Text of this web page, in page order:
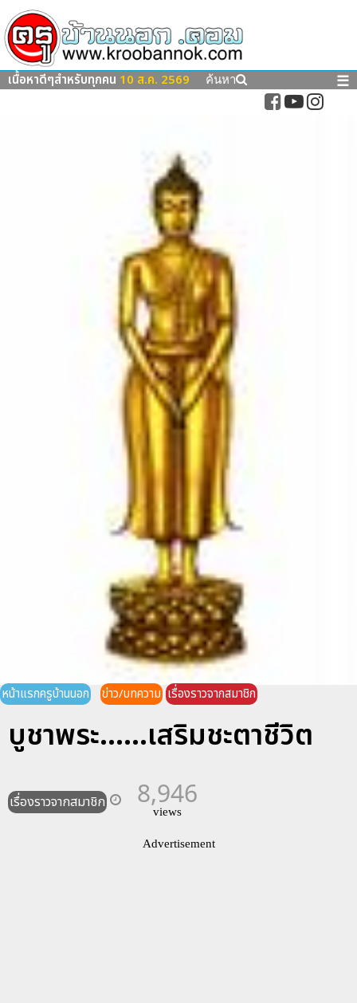
เนื้อหาดีๆสำหรับทุกคน 10 ส.ค. 2569 ค้นหา ☰
หน้าแรกครูบ้านนอก ข่าว/บทความ เรื่องราวจากสมาชิก
บูชาพระ......เสริมชะตาชีวิต
เรื่องราวจากสมาชิก 8,946
views
Advertisement